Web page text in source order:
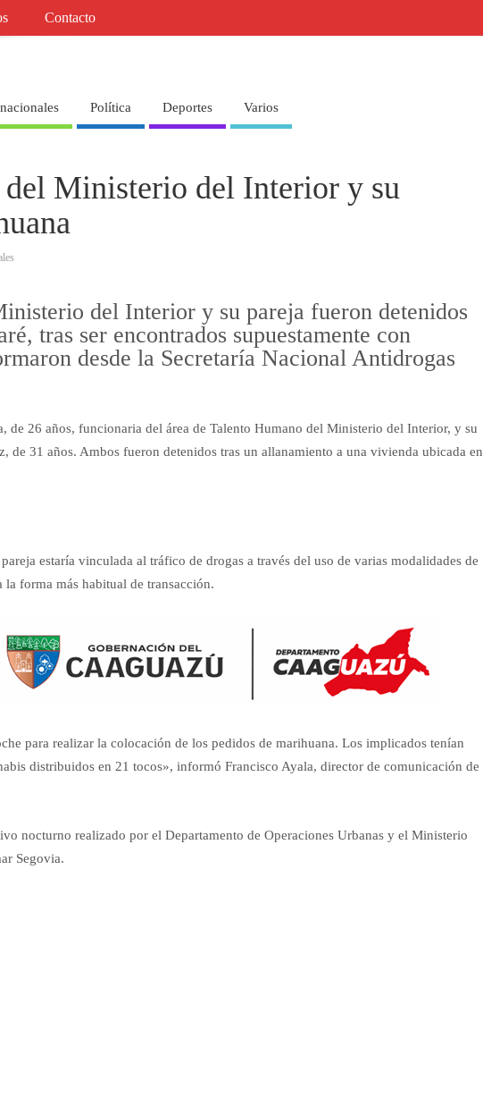
Contacto
Política Deportes Varios
del Ministerio del Interior y su
del Interior y su pareja fueron detenidos
tras ser encontrados supuestamente con
desde la Secretaría Nacional Antidrogas
de 26 años, funcionaria del área de Talento Humano del Ministerio del Interior, y su
de 31 años. Ambos fueron detenidos tras un allanamiento a una vivienda ubicada en
estaría vinculada al tráfico de drogas a través del uso de varias modalidades de
forma más habitual de transacción.
para realizar la colocación de los pedidos de marihuana. Los implicados tenían
distribuidos en 21 tocos», informó Francisco Ayala, director de comunicación de
nocturno realizado por el Departamento de Operaciones Urbanas y el Ministerio
Segovia.